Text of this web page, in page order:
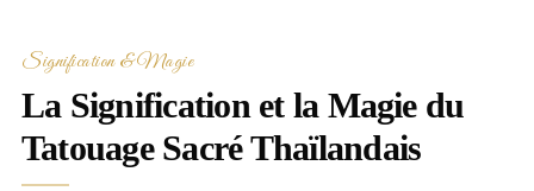
Signification & Magie
La Signification et la Magie du
Tatouage Sacré Thaïlandais